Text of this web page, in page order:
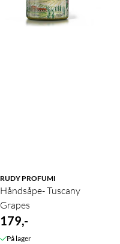
RUDY PROFUMI
Håndsåpe- Tuscany
Grapes
179,-
På lager